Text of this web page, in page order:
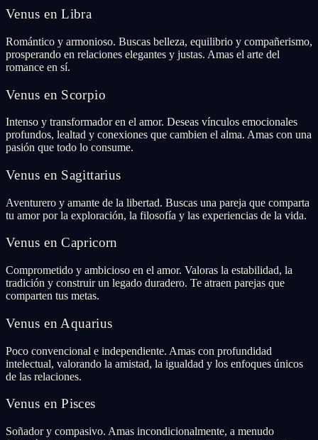
Venus en Libra
Romántico y armonioso. Buscas belleza, equilibrio y compañerismo,
prosperando en relaciones elegantes y justas. Amas el arte del
romance en sí.
Venus en Scorpio
Intenso y transformador en el amor. Deseas vínculos emocionales
profundos, lealtad y conexiones que cambien el alma. Amas con una
pasión que todo lo consume.
Venus en Sagittarius
Aventurero y amante de la libertad. Buscas una pareja que comparta
tu amor por la exploración, la filosofía y las experiencias de la vida.
Venus en Capricorn
Comprometido y ambicioso en el amor. Valoras la estabilidad, la
tradición y construir un legado duradero. Te atraen parejas que
comparten tus metas.
Venus en Aquarius
Poco convencional e independiente. Amas con profundidad
intelectual, valorando la amistad, la igualdad y los enfoques únicos
de las relaciones.
Venus en Pisces
Soñador y compasivo. Amas incondicionalmente, a menudo